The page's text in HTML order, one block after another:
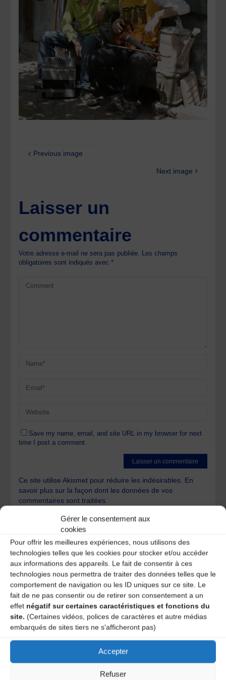
Gérer le consentement aux
cookies
Pour offrir les meilleures expériences, nous utilisons des
technologies telles que les cookies pour stocker et/ou accéder
aux informations des appareils. Le fait de consentir à ces
technologies nous permettra de traiter des données telles que le
comportement de navigation ou les ID uniques sur ce site. Le
fait de ne pas consentir ou de retirer son consentement a un
effet négatif sur certaines caractéristiques et fonctions du
site. (Certaines vidéos, polices de caractères et autre médias
embarqués de sites tiers ne s'afficheront pas)
Accepter
Refuser
Previous image
Next image
Laisser un
commentaire
Votre adresse e-mail ne sera pas publiée.
Les champs
obligatoires sont indiqués avec*
Save my name, email, and site URL in my browser for next
time I post a comment.
Ce site utilise Akismet pour réduire les indésirables. En
savoir plus sur la façon dont les données de vos
commentaires sont traitées
A DECOUVRIR :